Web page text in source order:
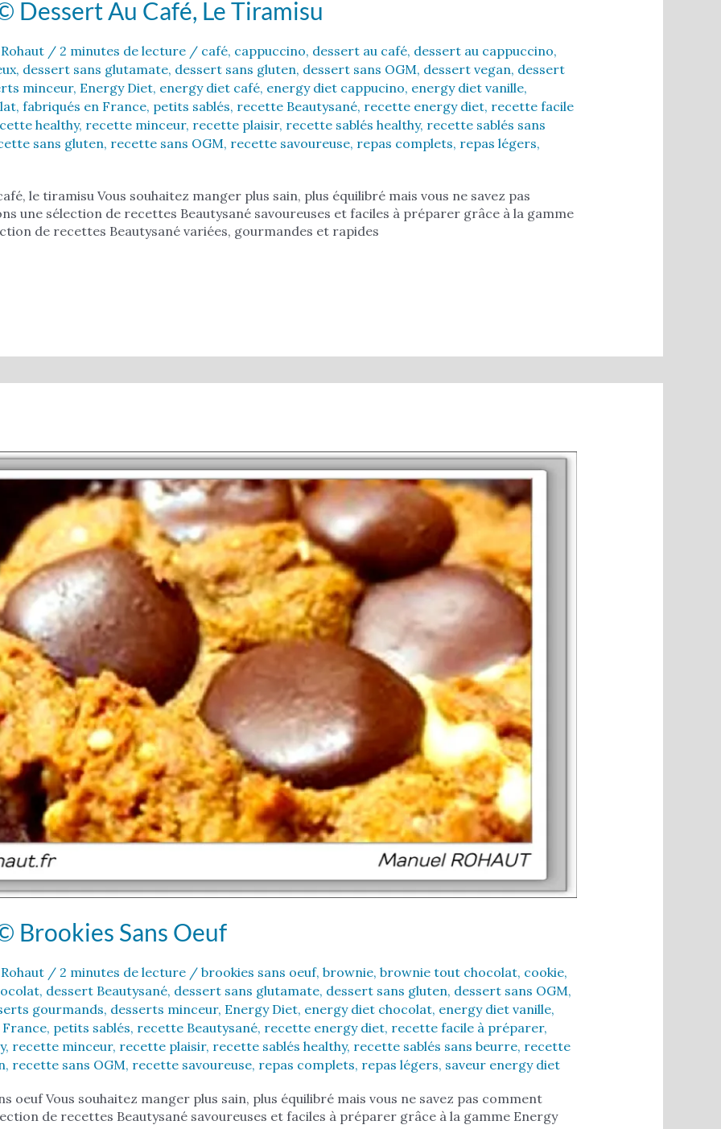
Dessert Au Café, Le Tiramisu
/ 2 minutes de lecture/ café, cappuccino, dessert au café, dessert au cappuccino,
, dessert sans glutamate, dessert sans gluten, dessert sans OGM, dessert vegan, dessert
minceur, Energy Diet, energy diet café, energy diet cappucino, energy diet vanille,
, fabriqués en France, petits sablés, recette Beautysané, recette energy diet, recette facile
healthy, recette minceur, recette plaisir, recette sablés healthy, recette sablés sans
sans gluten, recette sans OGM, recette savoureuse, repas complets, repas légers,
le tiramisu Vous souhaitez manger plus sain, plus équilibré mais vous ne savez pas
une sélection de recettes Beautysané savoureuses et faciles à préparer grâce à la gamme
de recettes Beautysané variées, gourmandes et rapides
Brookies Sans Oeuf
/ 2 minutes de lecture/ brookies sans oeuf, brownie, brownie tout chocolat, cookie,
, dessert Beautysané, dessert sans glutamate, dessert sans gluten, dessert sans OGM,
gourmands, desserts minceur, Energy Diet, energy diet chocolat, energy diet vanille,
, petits sablés, recette Beautysané, recette energy diet, recette facile à préparer,
, recette minceur, recette plaisir, recette sablés healthy, recette sablés sans beurre, recette
, recette sans OGM, recette savoureuse, repas complets, repas légers, saveur energy diet
oeuf Vous souhaitez manger plus sain, plus équilibré mais vous ne savez pas comment
de recettes Beautysané savoureuses et faciles à préparer grâce à la gamme Energy